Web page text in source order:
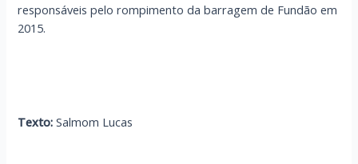
responsáveis pelo rompimento da barragem de Fundão em
2015.
Texto: Salmom Lucas